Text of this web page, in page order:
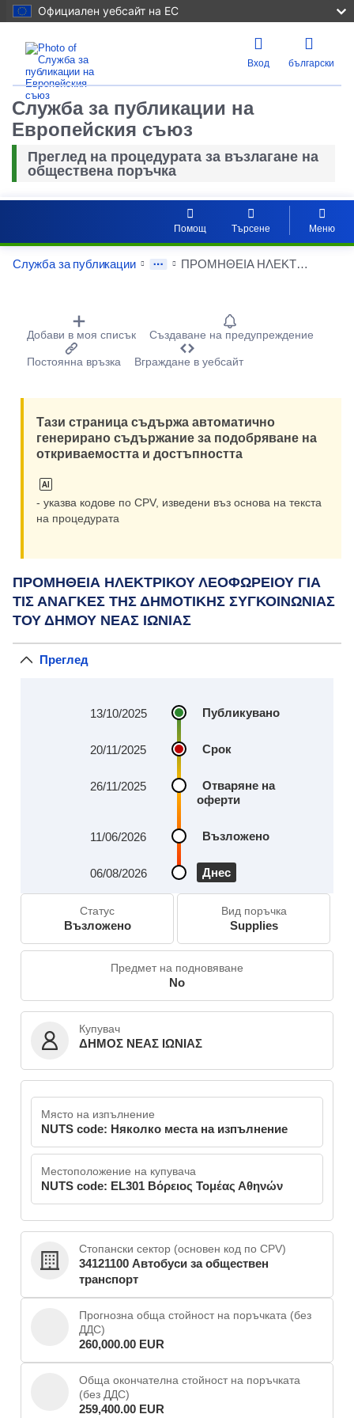
Официален уебсайт на ЕС
Вход български
Служба за публикации на
Европейския съюз
Преглед на процедурата за възлагане на
обществена поръчка
Помощ Търсене Меню
Служба за публикации ΠΡΟΜΗΘΕΙΑ ΗΛΕΚΤΡΙΚΟΥ ΛΕΟΦΩΡΕΙΟΥ ΓΙΑ ΤΙΣ ΑΝΑΓΚΕΣ ΤΗΣ ΔΗΜΟΤΙΚΗΣ ΣΥΓΚΟΙΝΩΝΙΑΣ ΤΟΥ ΔΗΜΟΥ ΝΕΑΣ ΙΩΝΙΑΣ
Procurement Detail Actions Portlet
Добави в моя списък Създаване на предупреждение
Постоянна връзка Вграждане в уебсайт
Тази страница съдържа автоматично
генерирано съдържание за подобряване на
откриваемостта и достъпността
- указва кодове по CPV, изведени въз основа на текста
на процедурата
ΠΡΟΜΗΘΕΙΑ ΗΛΕΚΤΡΙΚΟΥ ΛΕΟΦΩΡΕΙΟΥ ΓΙΑ
ΤΙΣ ΑΝΑΓΚΕΣ ΤΗΣ ΔΗΜΟΤΙΚΗΣ ΣΥΓΚΟΙΝΩΝΙΑΣ
ΤΟΥ ΔΗΜΟΥ ΝΕΑΣ ΙΩΝΙΑΣ
Преглед
Публикувано
13/10/2025
Срок
20/11/2025
Отваряне на
оферти
26/11/2025
Възложено
11/06/2026
Днес
06/08/2026
Статус
Възложено
Вид поръчка
Supplies
Предмет на подновяване
No
Купувач
ΔΗΜΟΣ ΝΕΑΣ ΙΩΝΙΑΣ
Място на изпълнение
NUTS code: Няколко места на изпълнение
Местоположение на купувача
NUTS code: EL301 Βόρειος Τομέας Αθηνών
Стопански сектор (основен код по CPV)
34121100 Автобуси за обществен
транспорт
Прогнозна обща стойност на поръчката (без
ДДС)
260,000.00 EUR
Обща окончателна стойност на поръчката
(без ДДС)
259,400.00 EUR